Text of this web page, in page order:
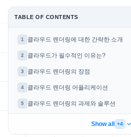
TABLE OF CONTENTS
1 클라우드 렌더링에 대한 간략한 소개
2 클라우드가 필수적인 이유는?
3 클라우드 렌더링의 장점
4 클라우드 렌더링 어플리케이션
5 클라우드 렌더링의 과제와 솔루션
Show all +4